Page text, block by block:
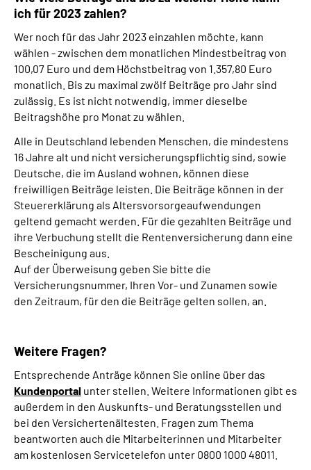
ich für 2023 zahlen?
Wer noch für das Jahr 2023 einzahlen möchte, kann
wählen - zwischen dem monatlichen Mindestbeitrag von
100,07 Euro und dem Höchstbeitrag von 1.357,80 Euro
monatlich. Bis zu maximal zwölf Beiträge pro Jahr sind
zulässig. Es ist nicht notwendig, immer dieselbe
Beitragshöhe pro Monat zu wählen.
Alle in Deutschland lebenden Menschen, die mindestens
16 Jahre alt und nicht versicherungspflichtig sind, sowie
Deutsche, die im Ausland wohnen, können diese
freiwilligen Beiträge leisten. Die Beiträge können in der
Steuererklärung als Altersvorsorgeaufwendungen
geltend gemacht werden. Für die gezahlten Beiträge und
ihre Verbuchung stellt die Rentenversicherung dann eine
Bescheinigung aus.
Auf der Überweisung geben Sie bitte die
Versicherungsnummer, Ihren Vor- und Zunamen sowie
den Zeitraum, für den die Beiträge gelten sollen, an.
Weitere Fragen?
Entsprechende Anträge können Sie online über das
Kundenportal unter stellen. Weitere Informationen gibt es
außerdem in den Auskunfts- und Beratungsstellen und
bei den Versichertenältesten. Fragen zum Thema
beantworten auch die Mitarbeiterinnen und Mitarbeiter
am kostenlosen Servicetelefon unter 0800 1000 48011.